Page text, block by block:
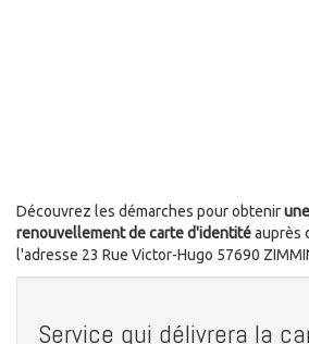
Découvrez les démarches pour obtenir
renouvellement de carte d'identitéauprès
l'adresse 23 Rue Victor-Hugo 57690
Service qui délivrera la